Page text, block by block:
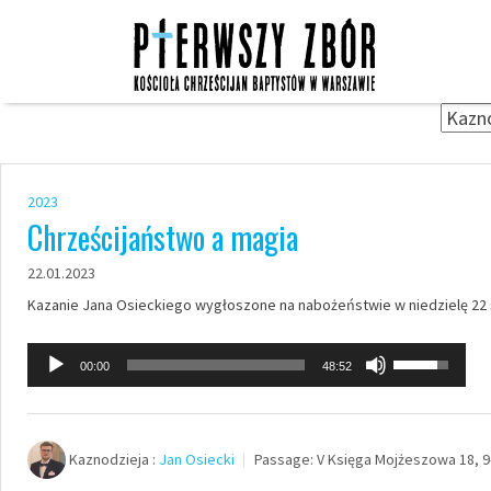
2023
Chrześcijaństwo a magia
22.01.2023
Kazanie Jana Osieckiego wygłoszone na nabożeństwie w niedzielę 22
Odtwarzacz
plików
dźwiękowych
00:00 48:52
Używaj
strzałek
do
oraz
Kaznodzieja : Jan Osiecki Passage: V Księga Mojżeszowa 18,